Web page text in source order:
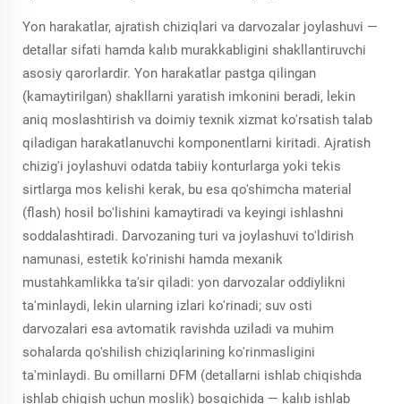
Yon harakatlar, ajratish chiziqlari va darvozalar joylashuvi —
detallar sifati hamda kalıb murakkabligini shakllantiruvchi
asosiy qarorlardir. Yon harakatlar pastga qilingan
(kamaytirilgan) shakllarni yaratish imkonini beradi, lekin
aniq moslashtirish va doimiy texnik xizmat ko'rsatish talab
qiladigan harakatlanuvchi komponentlarni kiritadi. Ajratish
chizig'i joylashuvi odatda tabiiy konturlarga yoki tekis
sirtlarga mos kelishi kerak, bu esa qo'shimcha material
(flash) hosil bo'lishini kamaytiradi va keyingi ishlashni
soddalashtiradi. Darvozaning turi va joylashuvi to'ldirish
namunasi, estetik ko'rinishi hamda mexanik
mustahkamlikka ta'sir qiladi: yon darvozalar oddiylikni
ta'minlaydi, lekin ularning izlari ko'rinadi; suv osti
darvozalari esa avtomatik ravishda uziladi va muhim
sohalarda qo'shilish chiziqlarining ko'rinmasligini
ta'minlaydi. Bu omillarni DFM (detallarni ishlab chiqishda
ishlab chiqish uchun moslik) bosqichida — kalıb ishlab